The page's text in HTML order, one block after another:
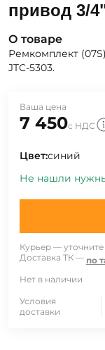
привод 3/
О товаре
Ремкомплект
JTC-5303.
Ваша цена
7 450с НДС
Цвет:синий
Не нашли
Курьер — уточните
Доставка ТК — по
Нет в наличии
Условия
доставки